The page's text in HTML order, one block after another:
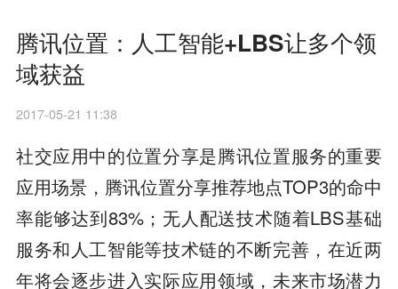
腾讯位置：人工智能+LBS让多个领
域获益
2017-05-21 11:38
社交应用中的位置分享是腾讯位置服务的重要
应用场景，腾讯位置分享推荐地点TOP3的命中
率能够达到83%；无人配送技术随着LBS基础
服务和人工智能等技术链的不断完善，在近两
年将会逐步进入实际应用领域，未来市场潜力